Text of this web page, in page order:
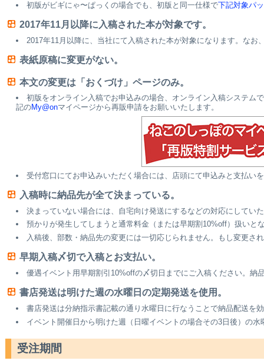
初版がビギにゃ〜ぱっくの場合でも、初版と同一仕様で下記対象パ
2017年11月以降に入稿された本が対象です。
2017年11月以降に、当社にて入稿された本が対象になります。なお
表紙原稿に変更がない。
本文の変更は「おくづけ」ページのみ。
初版をオンライン入稿でお申込みの場合、オンライン入稿システム
記のMy@onマイページから再販申請をお願いいたします。
受付窓口にてお申込みいただく場合には、店頭にて申込みと支払い
入稿時に納品先が全て決まっている。
決まっていない場合には、自宅向け発送にするなどの対応にしてい
預かりが発生してしまうと通常料金（または早期割10%off）扱いと
入稿後、部数・納品先の変更には一切応じられません。もし変更さ
早期入稿〆切で入稿とお支払い。
優遇イベント用早期割引10%offの〆切日までにご入稿ください。納
書店発送は明けた週の水曜日の定期発送を使用。
書店発送は分納指示書記載の通り水曜日に行なうことで納品配送を
イベント開催日から明けた週（日曜イベントの場合その3日後）の水
受注期間